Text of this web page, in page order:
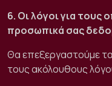
6. Οι λόγοι για τους
προσωπικά σας
Θα επεξεργαστούμε
τους ακόλουθους